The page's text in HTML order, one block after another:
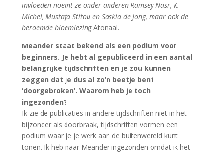
invloeden noemt ze onder anderen Ramsey Nasr, K.
Michel, Mustafa Stitou en Saskia de Jong, maar ook de
beroemde bloemlezingAtonaal.
Meander staat bekend als een podium voor
beginners. Je hebt al gepubliceerd in een aantal
belangrijke tijdschriften en je zou kunnen
zeggen dat je dus al zo’n beetje bent
‘doorgebroken’. Waarom heb je toch
ingezonden?
Ik zie de publicaties in andere tijdschriften niet in het
bijzonder als doorbraak, tijdschriften vormen een
podium waar je je werk aan de buitenwereld kunt
tonen. Ik heb naar Meander ingezonden omdat ik het